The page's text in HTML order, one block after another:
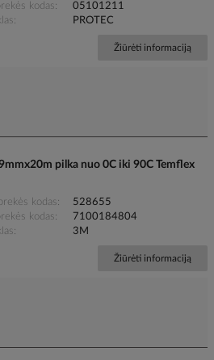
kodas
05101211
PROTEC
Žiūrėti informaciją
pilka nuo 0C iki 90C Temflex
kodas
528655
kodas
7100184804
3M
Žiūrėti informaciją